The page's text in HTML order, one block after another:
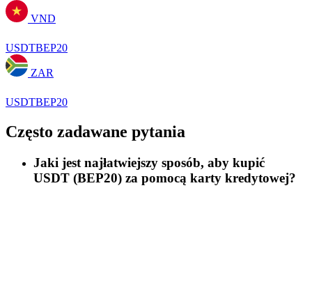
VND
USDTBEP20
ZAR
USDTBEP20
Często zadawane pytania
Jaki jest najłatwiejszy sposób, aby kupić
USDT (BEP20) za pomocą karty kredytowej?